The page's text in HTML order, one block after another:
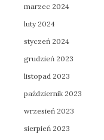
marzec 2024
luty 2024
styczeń 2024
grudzień 2023
listopad 2023
październik 2023
wrzesień 2023
sierpień 2023